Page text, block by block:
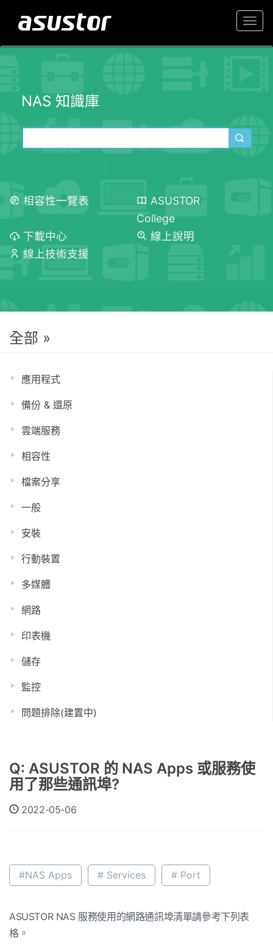
NAS 知識庫
相容性一覽表
ASUSTOR
College
下載中心
線上說明
線上技術支援
全部 »
應用程式
備份 & 還原
雲端服務
相容性
檔案分享
一般
安裝
行動裝置
多媒體
網路
印表機
儲存
監控
問題排除(建置中)
Q: ASUSTOR 的 NAS Apps 或服務使
用了那些通訊埠?
2022-05-06
#NAS Apps # Services # Port
ASUSTOR NAS 服務使用的網路通訊埠清單請參考下列表
格。